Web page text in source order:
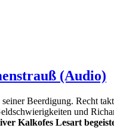
(Audio)
Beerdigung. Recht
und
Kalkofes Lesart